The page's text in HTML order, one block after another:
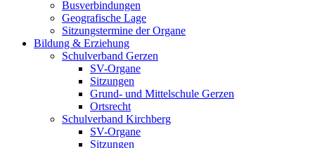
Busverbindungen
Geografische Lage
Sitzungstermine der Organe
Bildung & Erziehung
Schulverband Gerzen
SV-Organe
Sitzungen
Grund- und Mittelschule Gerzen
Ortsrecht
Schulverband Kirchberg
SV-Organe
Sitzungen